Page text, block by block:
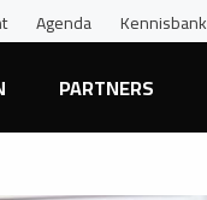
Agenda Kennisbank
PARTNERS